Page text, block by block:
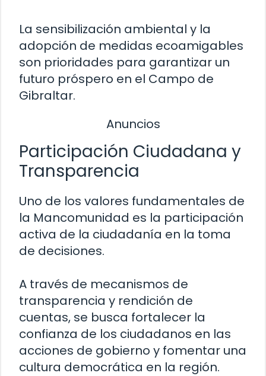
La sensibilización ambiental y la
adopción de medidas ecoamigables
son prioridades para garantizar un
futuro próspero en el Campo de
Gibraltar.
Anuncios
Participación Ciudadana y
Transparencia
Uno de los valores fundamentales de
la Mancomunidad es la participación
activa de la ciudadanía en la toma
de decisiones.
A través de mecanismos de
transparencia y rendición de
cuentas, se busca fortalecer la
confianza de los ciudadanos en las
acciones de gobierno y fomentar una
cultura democrática en la región.